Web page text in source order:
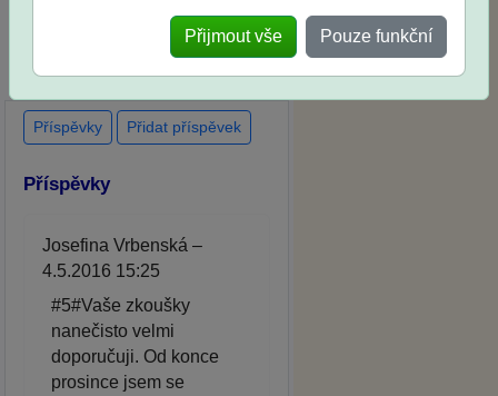
po skutečných přijímacích
zkouškách
Přijmout vše Pouze funkční
Příspěvky Přidat příspěvek
Příspěvky
Josefina Vrbenská –
4.5.2016 15:25
#5#Vaše zkoušky
nanečisto velmi
doporučuji. Od konce
prosince jsem se